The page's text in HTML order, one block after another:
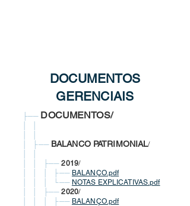
DOCUMENTOS
GERENCIAIS
├── DOCUMENTOS/
│ ├── BALANCO PATRIMONIAL/
│ │ ├──2019/
│ │ │ ├── BALANÇO.pdf
│ │ │ └── NOTAS EXPLICATIVAS.pdf
│ │ ├──2020/
│ │ │ ├── BALANÇO.pdf